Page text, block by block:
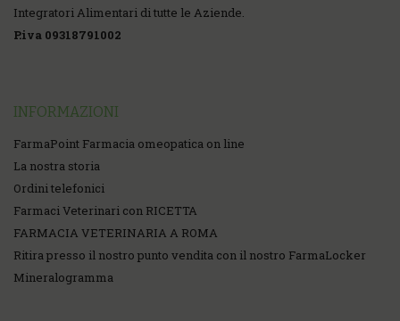
Integratori Alimentari di tutte le Aziende.
P.iva 09318791002
INFORMAZIONI
FarmaPoint Farmacia omeopatica on line
La nostra storia
Ordini telefonici
Farmaci Veterinari con RICETTA
FARMACIA VETERINARIA A ROMA
Ritira presso il nostro punto vendita con il nostro FarmaLocker
Mineralogramma